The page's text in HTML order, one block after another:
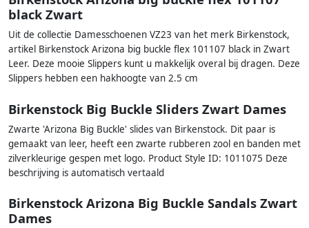
black Zwart
Uit de collectie Damesschoenen VZ23 van het merk Birkenstock,
artikel Birkenstock Arizona big buckle flex 101107 black in Zwart
Leer. Deze mooie Slippers kunt u makkelijk overal bij dragen. Deze
Slippers hebben een hakhoogte van 2.5 cm
Birkenstock Big Buckle Sliders Zwart Dames
Zwarte 'Arizona Big Buckle' slides van Birkenstock. Dit paar is
gemaakt van leer, heeft een zwarte rubberen zool en banden met
zilverkleurige gespen met logo. Product Style ID: 1011075 Deze
beschrijving is automatisch vertaald
Birkenstock Arizona Big Buckle Sandals Zwart
Dames